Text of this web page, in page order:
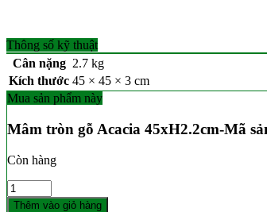
Thông số kỹ thuật
Cân nặng 2.7 kg
Kích thước 45 × 45 × 3 cm
Mua sản phẩm này
Mâm tròn gỗ Acacia 45xH2.2cm-Mã
Còn hàng
Số
lượng
Thêm vào giỏ hàng